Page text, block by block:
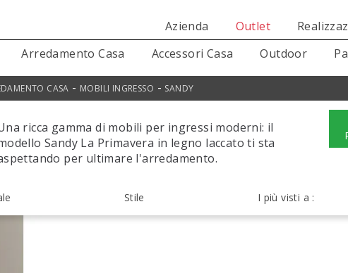
Azienda Outlet
Arredamento Casa Accessori Casa Outdoor
CASA - MOBILI INGRESSO - SANDY
ricca gamma di mobili per ingressi moderni: il
Sandy La Primavera in legno laccato ti sta
per ultimare l'arredamento.
Stile I più visti a :